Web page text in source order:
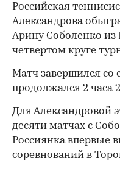
Российская
Александрова
Арину Соболенко из
четвертом круге
Матч завершился со
продолжался 2 часа
Для Александровой
десяти матчах с
Россиянка впервые
соревнований в